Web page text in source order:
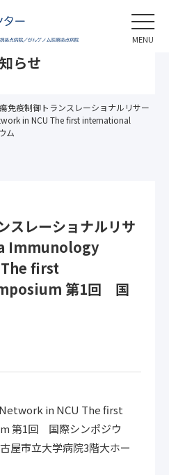
MENU
らせ
免疫制御トランスレーショナルリサー
in NCU The first international
ム
スレーショナルリサ
Immunology
first
第1回 国
in NCU The first
第1回 国際シンポジウ
屋市立大学病院3階大ホー